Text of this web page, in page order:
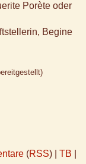
Porète oder
Begine
(RSS) | TB